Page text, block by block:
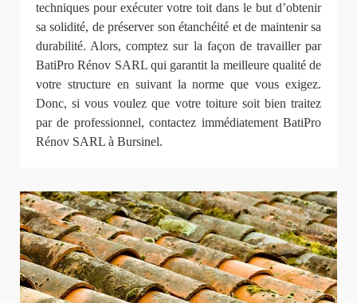
techniques pour exécuter votre toit dans le but d’obtenir
sa solidité, de préserver son étanchéité et de maintenir sa
durabilité. Alors, comptez sur la façon de travailler par
BatiPro Rénov SARL qui garantit la meilleure qualité de
votre structure en suivant la norme que vous exigez.
Donc, si vous voulez que votre toiture soit bien traitez
par de professionnel, contactez immédiatement BatiPro
Rénov SARL à Bursinel.